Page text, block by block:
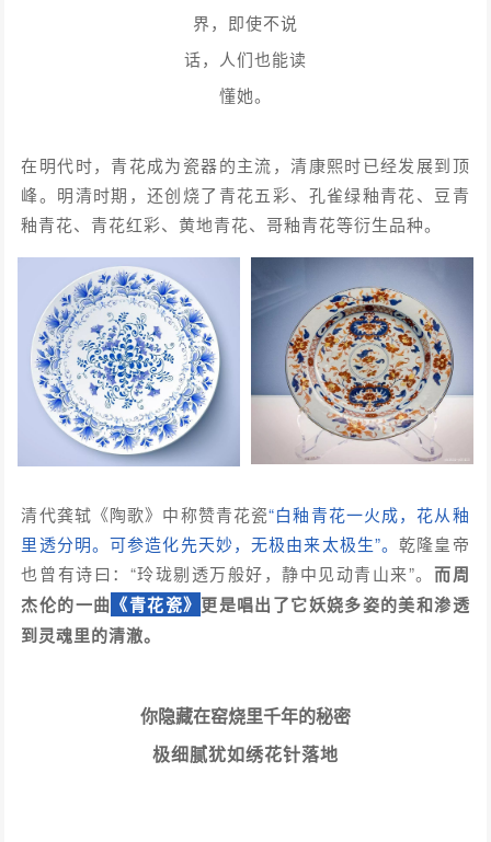
界，即使不说
话，人们也能读
懂她。
在明代时，青花成为瓷器的主流，清康熙时已经发展到顶
峰。明清时期，还创烧了青花五彩、孔雀绿釉青花、豆青
釉青花、青花红彩、黄地青花、哥釉青花等衍生品种。
清代龚轼《陶歌》中称赞青花瓷“白釉青花一火成，花从釉
里透分明。可参造化先天妙，无极由来太极生”。乾隆皇帝
也曾有诗曰：“玲珑剔透万般好，静中见动青山来”。 而周
杰伦的一曲 《青花瓷》 更是唱出了它妖娆多姿的美和渗透
到灵魂里的清澈。
你隐藏在窑烧里千年的秘密
极细腻犹如绣花针落地